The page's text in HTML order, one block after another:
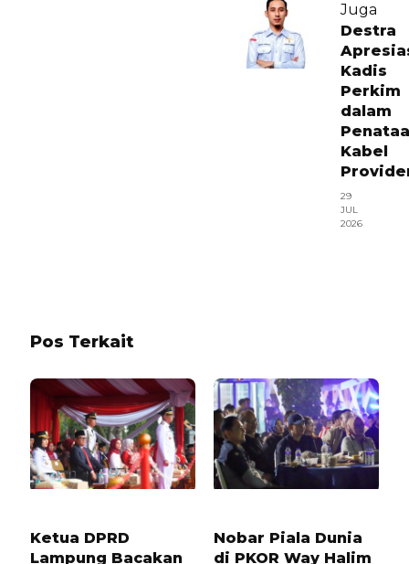
Juga
Destra
Kadis
Perkim
dalam
Kabel
29
JUL
2026
Pos Terkait
Ketua DPRD
Lampung Bacakan
Nobar Piala Dunia
di PKOR Way Halim